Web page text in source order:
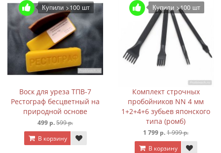
Купили >100 шт
Воск для уреза ТПВ-7
Рестограф бесцветный на
природной основе
499 р.599 р.
В корзину
Купили >100 шт
Комплект строчных
пробойников NN 4 мм
1+2+4+6 зубьев японского
типа (ромб)
1 799 р.1 999 р.
В корзину